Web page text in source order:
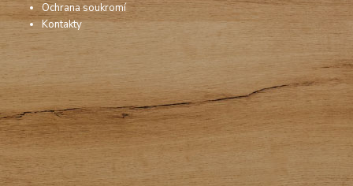
Ochrana soukromí
Kontakty